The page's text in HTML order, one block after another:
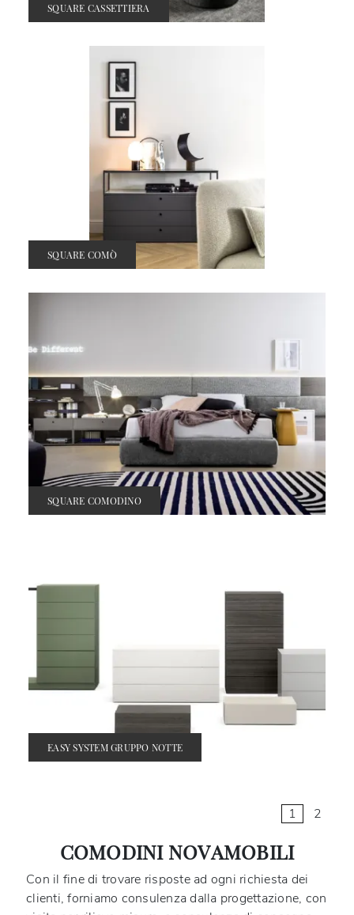
SQUARE CASSETTIERA
SQUARE COMÒ
SQUARE COMODINO
EASY SYSTEM GRUPPO NOTTE
1 2
COMODINI NOVAMOBILI
Con il fine di trovare risposte ad ogni richiesta dei
clienti, forniamo consulenza dalla progettazione, con